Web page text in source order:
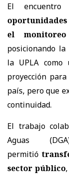
El encuentro
el
posicionando
la UPLA
proyección
país, pero que
continuidad.
El trabajo
Aguas
permitió
sector público